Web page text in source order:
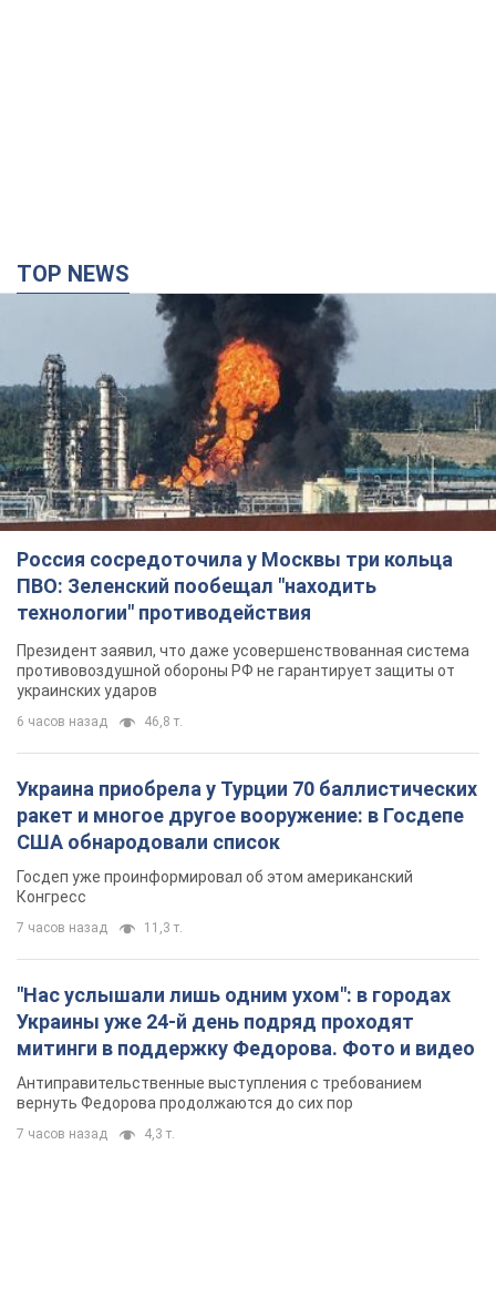
TOP NEWS
Россия сосредоточила у Москвы три кольца
ПВО: Зеленский пообещал "находить
технологии" противодействия
Президент заявил, что даже усовершенствованная система
противовоздушной обороны РФ не гарантирует защиты от
украинских ударов
6 часов назад 46,8 т.
Украина приобрела у Турции 70 баллистических
ракет и многое другое вооружение: в Госдепе
США обнародовали список
Госдеп уже проинформировал об этом американский
Конгресс
7 часов назад 11,3 т.
"Нас услышали лишь одним ухом": в городах
Украины уже 24-й день подряд проходят
митинги в поддержку Федорова. Фото и видео
Антиправительственные выступления с требованием
вернуть Федорова продолжаются до сих пор
7 часов назад 4,3 т.